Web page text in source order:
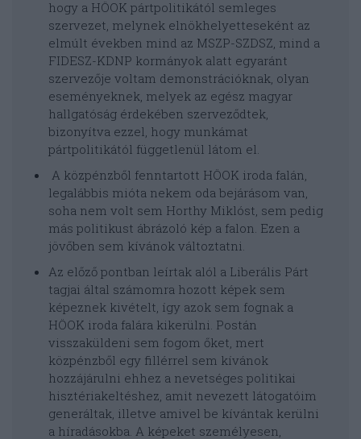
hogy a HÖOK pártpolitikától semleges
szervezet, melynek elnökhelyetteseként az
elmúlt években mind az MSZP-SZDSZ, mind a
FIDESZ-KDNP kormányok alatt egyaránt
szervezője voltam demonstrációknak, olyan
eseményeknek, melyek az egész magyar
hallgatóság érdekében szerveződtek,
bizonyítva ezzel, hogy munkámat
pártpolitikától függetlenül látom el.
A közpénzből fenntartott HÖOK iroda falán,
legalábbis mióta nekem oda bejárásom van,
soha nem volt sem Horthy Miklóst, sem pedig
más politikust ábrázoló kép a falon. Ezen a
jövőben sem kívánok változtatni.
Az előző pontban leírtak alól a Liberális Párt
tagjai által számomra hozott képek sem
képeznek kivételt, így azok sem fognak a
HÖOK iroda falára kikerülni. Postán
visszaküldeni sem fogom őket, mert
közpénzből egy fillérrel sem kívánok
hozzájárulni ehhez a nevetséges politikai
hisztériakeltéshez, amit nevezett látogatóim
generáltak, illetve amivel be kívántak kerülni
a híradásokba. A képeket személyesen,